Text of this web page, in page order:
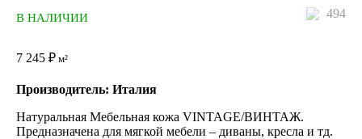
494
В НАЛИЧИИ
7 245 ₽ м²
Производитель: Италия
Натуральная Мебельная кожа VINTAGE/ВИНТАЖ.
Предназначена для мягкой мебели – диваны, кресла и тд.